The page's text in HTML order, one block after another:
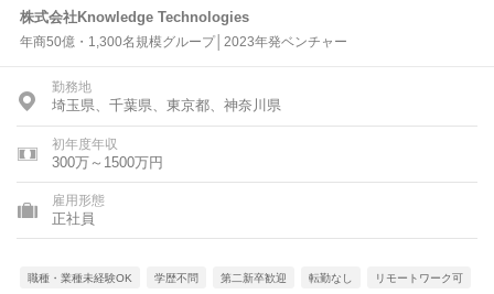
株式会社Knowledge Technologies
年商50億・1,300名規模グループ│2023年発ベンチャー
勤務地
埼玉県、千葉県、東京都、神奈川県
初年度年収
300万～1500万円
雇用形態
正社員
職種・業種未経験OK 学歴不問 第二新卒歓迎 転勤なし リモートワーク可